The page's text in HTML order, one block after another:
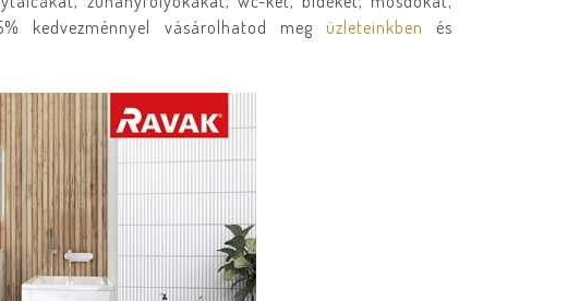
kedvezménnyel vásárolhatod meg üzleteinkben és